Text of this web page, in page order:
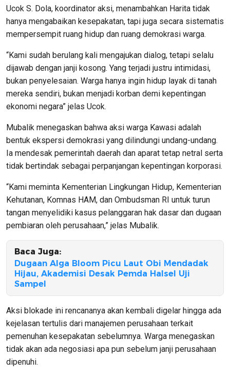
Ucok S. Dola, koordinator aksi, menambahkan Harita tidak
hanya mengabaikan kesepakatan, tapi juga secara sistematis
mempersempit ruang hidup dan ruang demokrasi warga.
“Kami sudah berulang kali mengajukan dialog, tetapi selalu
dijawab dengan janji kosong. Yang terjadi justru intimidasi,
bukan penyelesaian. Warga hanya ingin hidup layak di tanah
mereka sendiri, bukan menjadi korban demi kepentingan
ekonomi negara” jelas Ucok.
Mubalik menegaskan bahwa aksi warga Kawasi adalah
bentuk ekspersi demokrasi yang dilindungi undang-undang.
Ia mendesak pemerintah daerah dan aparat tetap netral serta
tidak bertindak sebagai perpanjangan kepentingan korporasi.
“Kami meminta Kementerian Lingkungan Hidup, Kementerian
Kehutanan, Komnas HAM, dan Ombudsman RI untuk turun
tangan menyelidiki kasus pelanggaran hak dasar dan dugaan
pembiaran oleh perusahaan,” jelas Mubalik.
Baca Juga:
Dugaan Alga Bloom Picu Laut Obi Mendadak
Hijau, Akademisi Desak Pemda Halsel Uji
Sampel
Aksi blokade ini rencananya akan kembali digelar hingga ada
kejelasan tertulis dari manajemen perusahaan terkait
pemenuhan kesepakatan sebelumnya. Warga menegaskan
tidak akan ada negosiasi apa pun sebelum janji perusahaan
dipenuhi.